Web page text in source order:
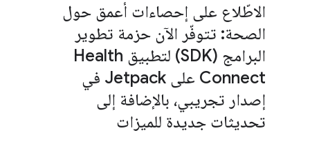
الاطّلاع على إحصاءات أعمق حول
الصحة: تتوفّر الآن حزمة تطوير
البرامج (SDK) لتطبيق Health
Connect على Jetpack في
إصدار تجريبي، بالإضافة إلى
تحديثات جديدة للميزات